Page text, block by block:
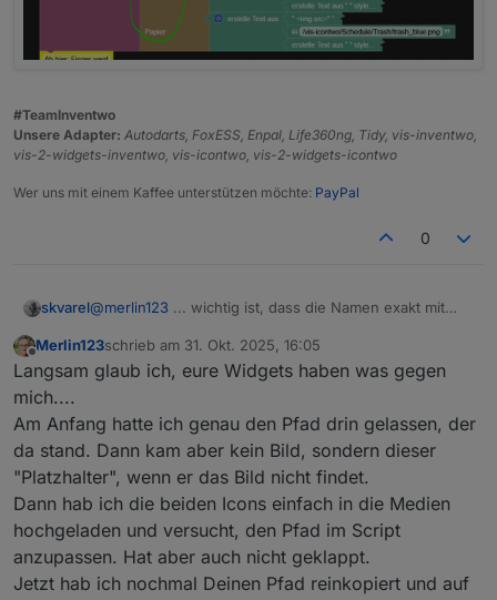
Das bild wird dann angezeigt.
#TeamInventwo
Unsere Adapter: Autodarts, FoxESS, Enpal, Life360ng, Tidy, vis-inventwo,
vis-2-widgets-inventwo, vis-icontwo, vis-2-widgets-icontwo
Wer uns mit einem Kaffee unterstützen möchte: PayPal
0
skvarel@merlin123 ... wichtig ist, dass die Namen exakt mit
Wenn die abweichen, dann bitte im Script anpassen.
Merlin123schrieb am 31. Okt. 2025, 16:05
zuletzt editiert von
Langsam glaub ich, eure Widgets haben was gegen
mich....
Am Anfang hatte ich genau den Pfad drin gelassen, der
da stand. Dann kam aber kein Bild, sondern dieser
"Platzhalter", wenn er das Bild nicht findet.
Dann hab ich die beiden Icons einfach in die Medien
hochgeladen und versucht, den Pfad im Script
anzupassen. Hat aber auch nicht geklappt.
Jetzt hab ich nochmal Deinen Pfad reinkopiert und auf